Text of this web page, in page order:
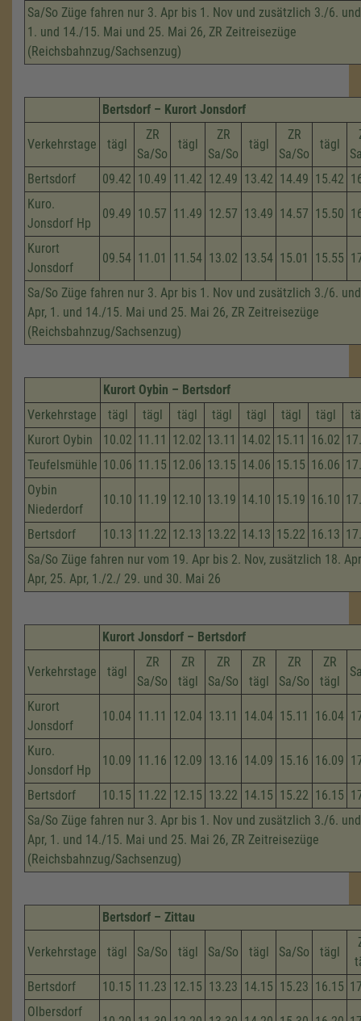
Sa/So Züge fahren nur 3. Apr bis 1. Nov und zusätzlich 3./6.
1. und 14./15. Mai und 25. Mai 26, ZR Zeitreisezüge
(Reichsbahnzug/Sachsenzug)
Bertsdorf – Kurort Jonsdorf
Verkehrstage tägl
ZR
Sa/So
tägl
ZR
Sa/So
tägl
ZR
Sa/So
tägl
Bertsdorf
09.42 10.49 11.42 12.49 13.42 14.49 15.42
Kuro.
Jonsdorf Hp
09.49 10.57 11.49 12.57 13.49 14.57 15.50
Kurort
Jonsdorf
09.54 11.01 11.54 13.02 13.54 15.01 15.55
Sa/So Züge fahren nur 3. Apr bis 1. Nov und zusätzlich 3./6.
Apr, 1. und 14./15. Mai und 25. Mai 26, ZR Zeitreisezüge
(Reichsbahnzug/Sachsenzug)
Kurort Oybin – Bertsdorf
Verkehrstage
tägl tägl tägl tägl tägl tägl tägl
Kurort Oybin
10.02 11.11 12.02 13.11 14.02 15.11 16.02
Teufelsmühle 10.06 11.15 12.06 13.15 14.06 15.15 16.06
Oybin
Niederdorf
10.10 11.19 12.10 13.19 14.10 15.19 16.10
Bertsdorf 10.13 11.22 12.13 13.22 14.13 15.22 16.13
Sa/So Züge fahren nur vom 19. Apr bis 2. Nov, zusätzlich 18.
Apr, 25. Apr, 1./2./ 29. und 30. Mai 26
Kurort Jonsdorf – Bertsdorf
Verkehrstage tägl
ZR
Sa/So
ZR
tägl
ZR
Sa/So
ZR
tägl
ZR
Sa/So
ZR
tägl
Kurort
Jonsdorf
10.04 11.11 12.04 13.11 14.04 15.11 16.04
Kuro.
Jonsdorf Hp
10.09 11.16 12.09 13.16 14.09 15.16 16.09
Bertsdorf 10.15 11.22 12.15 13.22 14.15 15.22 16.15
Sa/So Züge fahren nur 3. Apr bis 1. Nov und zusätzlich 3./6.
Apr, 1. und 14./15. Mai und 25. Mai 26, ZR Zeitreisezüge
(Reichsbahnzug/Sachsenzug)
Bertsdorf – Zittau
Verkehrstage tägl Sa/So tägl Sa/So tägl Sa/So tägl
Bertsdorf
10.15 11.23 12.15 13.23 14.15 15.23 16.15
Olbersdorf